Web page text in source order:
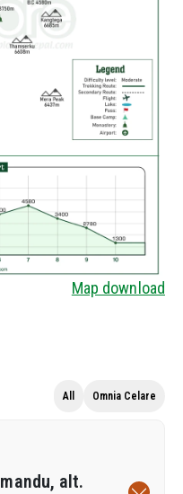
Map download
All Omnia Celare
alt.